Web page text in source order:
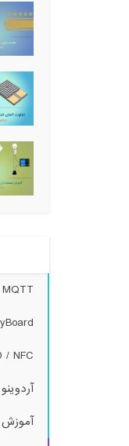
MQTT
/ NFC
آردوینو
آموزش